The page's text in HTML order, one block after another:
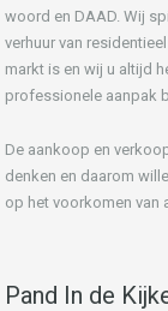
woord en DAAD. Wij
verhuur van
markt is en wij u altijd
professionele aanpak
De aankoop en
denken en daarom
op het voorkomen van
Pand In de